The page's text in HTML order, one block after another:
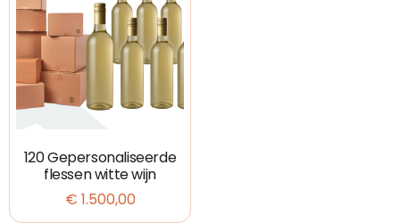
120 Gepersonaliseerde
flessen witte wijn
€ 1.500,00